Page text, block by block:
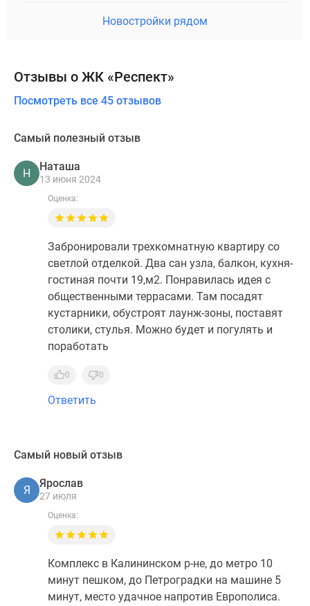
Новостройки рядом
Отзывы о ЖК «Респект»
Посмотреть все 45 отзывов
Самый полезный отзыв
Н
Наташа
13 июня 2024
Оценка:
Забронировали трехкомнатную квартиру со
светлой отделкой. Два сан узла, балкон, кухня-
гостиная почти 19,м2. Понравилась идея с
общественными террасами. Там посадят
кустарники, обустроят лаунж-зоны, поставят
столики, стулья. Можно будет и погулять и
поработать
0 0
Ответить
Самый новый отзыв
Я
Ярослав
27 июля
Оценка:
Комплекс в Калининском р-не, до метро 10
минут пешком, до Петроградки на машине 5
минут, место удачное напротив Европолиса.